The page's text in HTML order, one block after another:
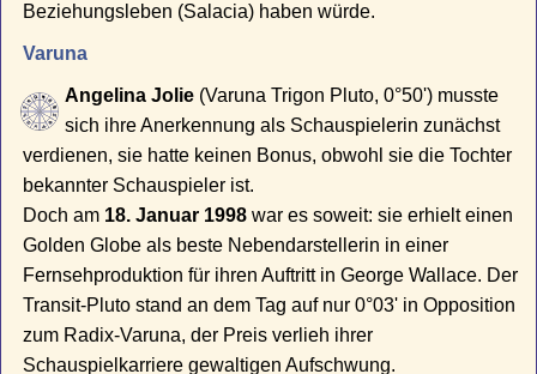
Beziehungsleben (Salacia) haben würde.
Varuna
Angelina Jolie (Varuna Trigon Pluto, 0°50') musste
sich ihre Anerkennung als Schauspielerin zunächst
verdienen, sie hatte keinen Bonus, obwohl sie die Tochter
bekannter Schauspieler ist.
Doch am 18. Januar 1998 war es soweit: sie erhielt einen
Golden Globe als beste Nebendarstellerin in einer
Fernsehproduktion für ihren Auftritt in George Wallace. Der
Transit-Pluto stand an dem Tag auf nur 0°03' in Opposition
zum Radix-Varuna, der Preis verlieh ihrer
Schauspielkarriere gewaltigen Aufschwung.